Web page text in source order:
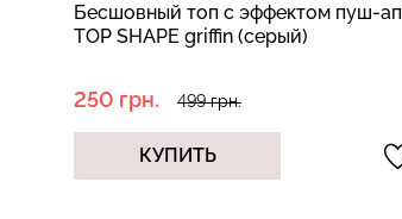
Бесшовный топ с эффектом пуш-ап
TOP SHAPE griffin (серый)
250 грн. 499 грн.
КУПИТЬ